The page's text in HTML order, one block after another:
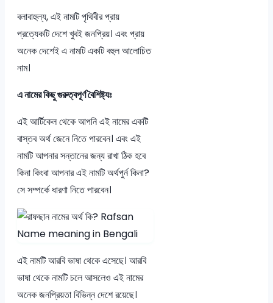
বলাবাহুল্য, এই নামটি পৃথিবীর প্রায়
প্রত্যেকটি দেশে খুবই জনপ্রিয়। এবং প্রায়
অনেক দেশেই এ নামটি একটি বহুল আলোচিত
নাম।
এ নামের কিছু গুরুত্বপূর্ণ বৈশিষ্ট্যঃ
এই আর্টিকেল থেকে আপনি এই নামের একটি
বাস্তব অর্থ জেনে নিতে পারবেন। এবং এই
নামটি আপনার সন্তানের জন্য রাখা ঠিক হবে
কিনা কিংবা আপনার এই নামটি অর্থপুর্ন কিনা?
সে সম্পর্কে ধারণা নিতে পারবেন।
এই নামটি আরবি ভাষা থেকে এসেছে। আরবি
ভাষা থেকে নামটি চলে আসলেও এই নামের
অনেক জনপ্রিয়তা বিভিন্ন দেশে রয়েছে।